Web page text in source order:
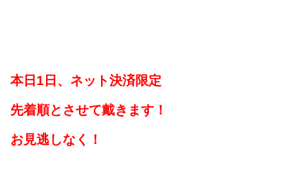
本日1日、ネット決済限定
先着順とさせて戴きます！
お見逃しなく！